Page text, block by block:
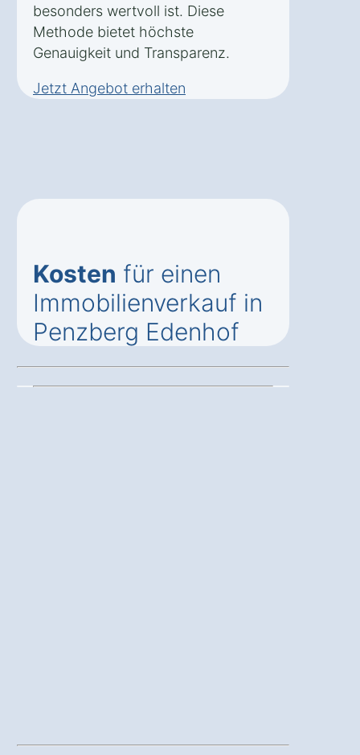
besonders wertvoll ist. Diese
Methode bietet höchste
Genauigkeit und Transparenz.
Jetzt Angebot erhalten
Kosten für einen
Immobilienverkauf in
Penzberg Edenhof